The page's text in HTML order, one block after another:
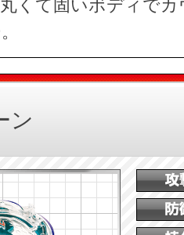
くて固いボディで
ン